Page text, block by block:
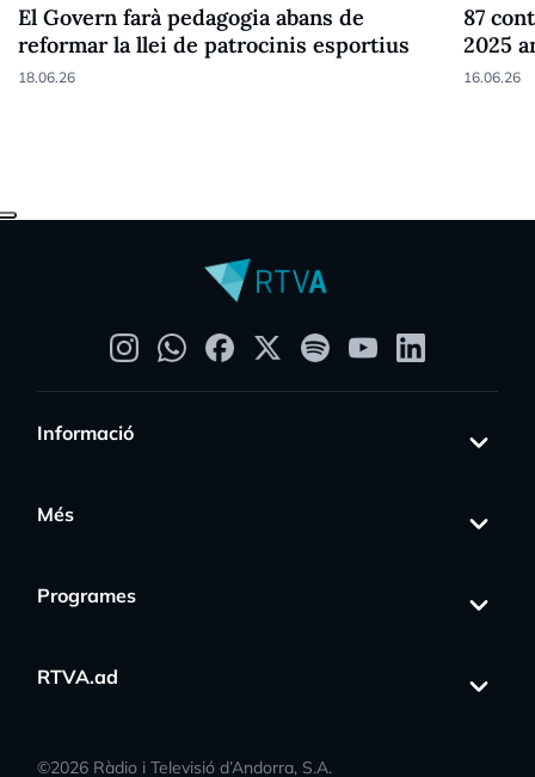
El Govern farà pedagogia abans de
reformar la llei de patrocinis esportius
18.06.26
87
2025
16.06.26
Informació
Més
Programes
RTVA.ad
©2026 Ràdio i Televisió d’Andorra, S.A.